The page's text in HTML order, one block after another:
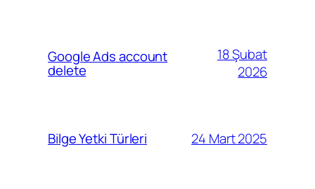
Google Ads account
delete
18 Şubat
2026
Bilge Yetki Türleri 24 Mart 2025